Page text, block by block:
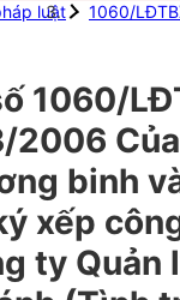
luật 1060/
1060/
2006
binh
xếp
ty Quản